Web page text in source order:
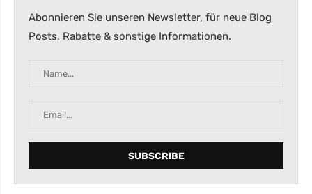
Abonnieren Sie unseren Newsletter, für neue Blog
Posts, Rabatte & sonstige Informationen.